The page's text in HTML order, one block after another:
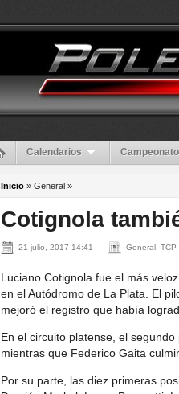
Calendarios
Inicio » General »
Cotignola
21 julio, 2017 14:41 General, TCP
Luciano Cotignola fue el más
en el Autódromo de La Plata. El
mejoró el registro que había
En el circuito platense, el
mientras que Federico Gaita
Por su parte, las diez primeras